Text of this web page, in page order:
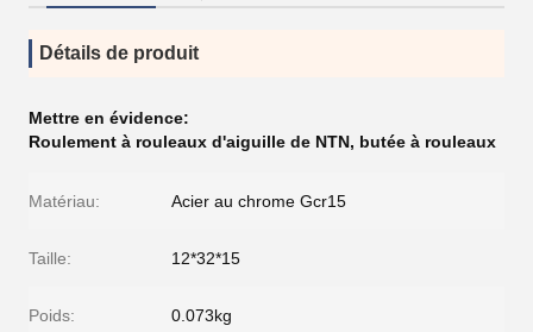
Détails de produit
Mettre en évidence:
Roulement à rouleaux d'aiguille de NTN, butée à rouleaux
Matériau: Acier au chrome Gcr15
Taille: 12*32*15
Poids: 0.073kg